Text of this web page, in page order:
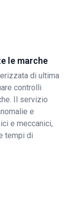
le marche
di ultima
controlli
Il servizio
e
e meccanici,
tempi di